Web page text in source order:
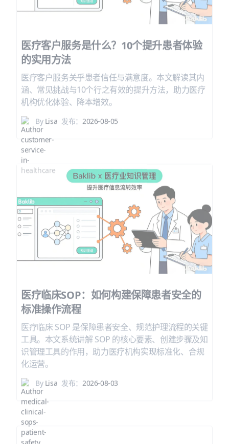
医疗客户服务是什么？10个提升患者体验
的实用方法
医疗客户服务关乎患者信任与满意度。本文解读其内
涵、常见挑战与10个行之有效的提升方法，助力医疗
机构优化体验、降本增效。
ByLisa 发布：2026-08-05
医疗临床SOP：如何构建保障患者安全的
标准操作流程
医疗临床 SOP 是保障患者安全、规范护理流程的关键
工具。本文系统讲解 SOP 的核心要素、创建步骤及知
识管理工具的作用，助力医疗机构实现标准化、合规
化运营。
ByLisa 发布：2026-08-03